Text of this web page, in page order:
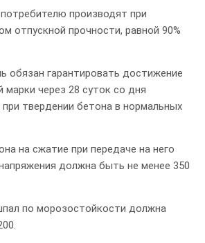
производят при
отпускной прочности, равной 90%
обязан гарантировать достижение
через 28 суток со дня
твердении бетона в нормальных
на сжатие при передаче на него
должна быть не менее 350
по морозостойкости должна